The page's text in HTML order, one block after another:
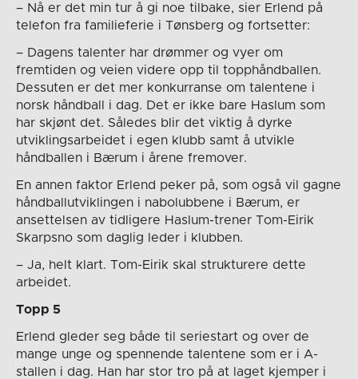
– Nå er det min tur å gi noe tilbake, sier Erlend på
telefon fra familieferie i Tønsberg og fortsetter:
– Dagens talenter har drømmer og vyer om
fremtiden og veien videre opp til topphåndballen.
Dessuten er det mer konkurranse om talentene i
norsk håndball i dag. Det er ikke bare Haslum som
har skjønt det. Således blir det viktig å dyrke
utviklingsarbeidet i egen klubb samt å utvikle
håndballen i Bærum i årene fremover.
En annen faktor Erlend peker på, som også vil gagne
håndballutviklingen i nabolubbene i Bærum, er
ansettelsen av tidligere Haslum-trener Tom-Eirik
Skarpsno som daglig leder i klubben.
– Ja, helt klart. Tom-Eirik skal strukturere dette
arbeidet.
Topp 5
Erlend gleder seg både til seriestart og over de
mange unge og spennende talentene som er i A-
stallen i dag. Han har stor tro på at laget kjemper i